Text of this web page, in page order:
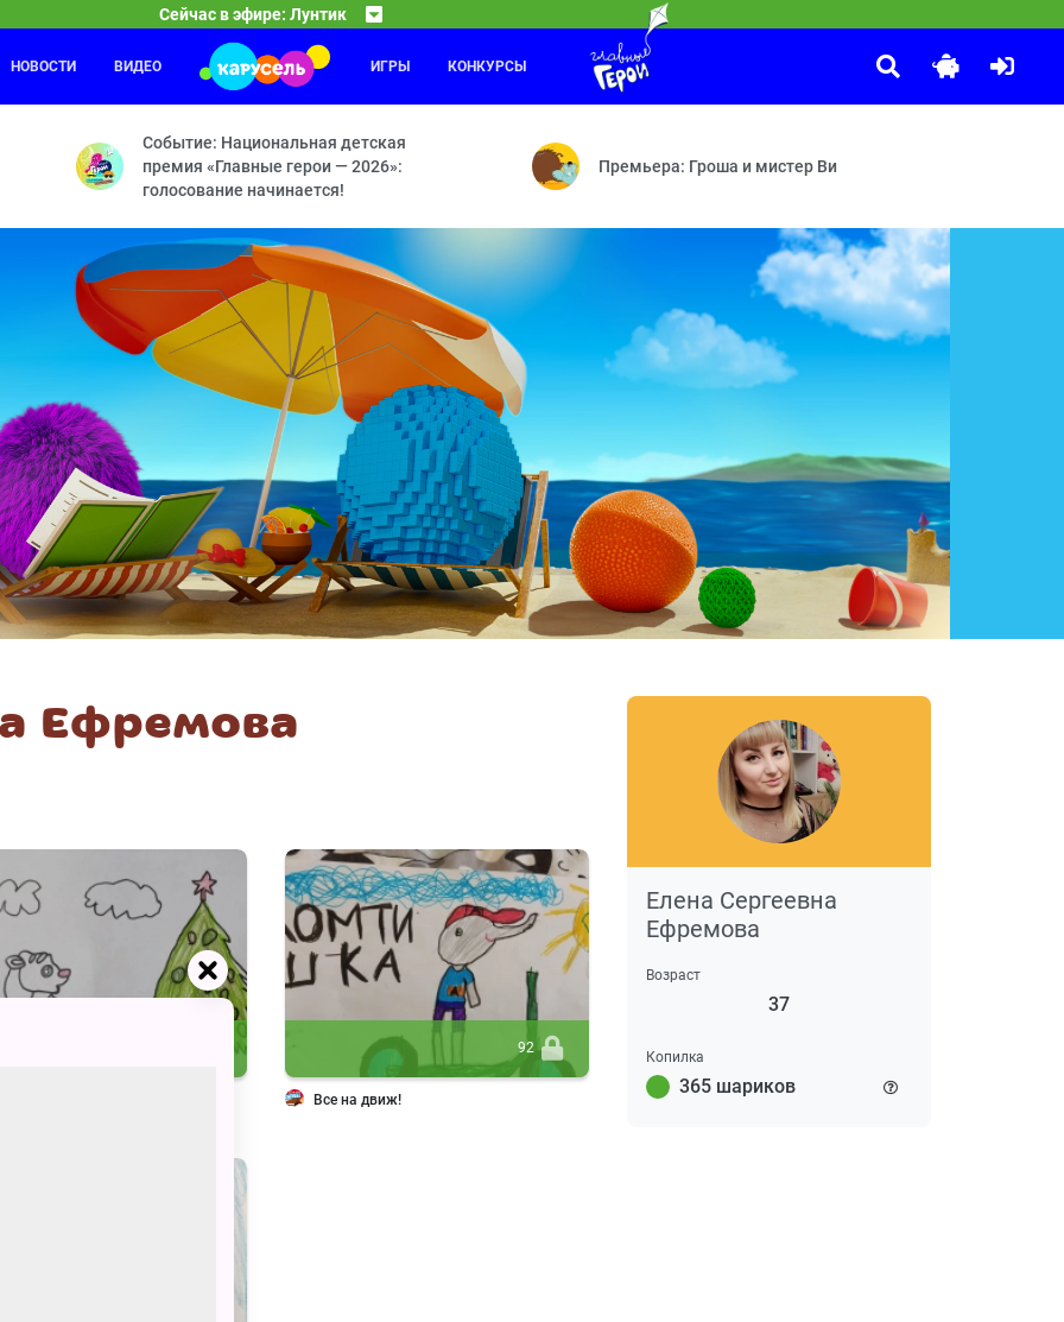
Сейчас в эфире: Лунтик
— Ценный подарок — Потеряшки — Угощение для друзей — Шляпа — Включаю грозу — Милалуна — Домик на колёсах — Секрет
Смешарики
Рояль — Энергия храпа — Молочное пари — Аноним — Австралия — Некультурный — Играй, гармония! — Талисман —
10 ЛЕТ ВОЛШЕБСТВА. Сказочный патруль
Новые герои — Сердце часов — Долгожданная встреча —
НОВОСТИ ВИДЕО ИГРЫ КОНКУРСЫ
Событие: Национальная детская
премия «Главные герои — 2026»:
голосование начинается!
Премьера: Гроша и мистер Ви
Ефремова
92
Все на движ!
Елена Сергеевна
Ефремова
Возраст
37
Копилка
365 шариков